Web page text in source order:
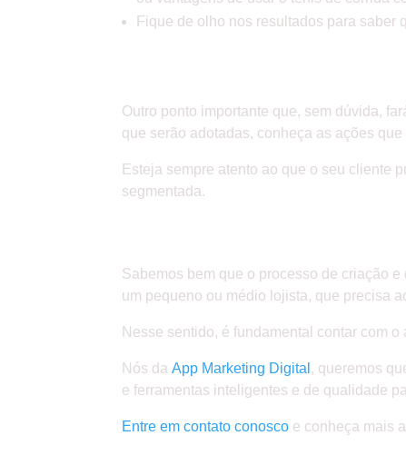
Fique de olho nos resultados para saber
Outro ponto importante que, sem dúvida,
que serão adotadas, conheça as ações
Esteja sempre atento ao que o seu cliente
segmentada.
Sabemos bem que o processo de criação
um pequeno ou médio lojista, que precisa
Nesse sentido, é fundamental contar com
Nós da App Marketing Digital , queremos
e ferramentas inteligentes e de qualidade
Entre em contato conosco e conheça mais